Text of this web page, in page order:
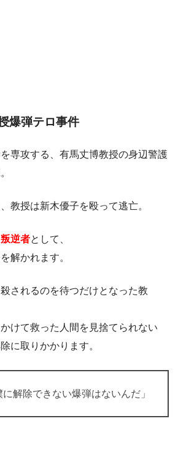
爆弾テロ事件
専攻する、有馬丈博教授の身辺警護
教授は新木優子を殴って逃亡。
逆者として、
解かれます。
されるのを待つだけとなった教
けて救った人間を見捨てられない
に取りかかります。
解除できない爆弾はないんだ」